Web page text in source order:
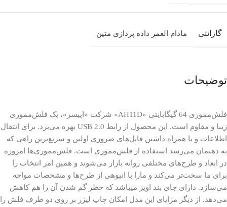
توضیحات
فلش‌مموری 64 گیگابایتی «AH11D» شرکت «اپیسر»، یک فلش‌مموری
زیبا و مقاوم است. این محصول از رابط USB 2.0 بهره می‌برد. برای انتقال
اطلاعات و یا همراه‌ داشتن فایل‌های ضروری اولین و سریع‌ترین راهی که
به ذهنمان می‌رسد استفاده از فلش‌مموری است. فلش‌مموری‌ها امروزه
در ابعاد و طرح‌های مختلفی روانه بازار می‌شوند و همین امر انتخاب را
برای ما سخت‌تر می‌کند و مارا با انبوهی از طرح‌ها و مشخصات مواجه
می‌سازد. دارای جای بند اویز میباشد که خطر گم شدن آن را هم کاهش
می‌دهد. از دیگر مزایای این مدل امکان چاپ لیزر بر روی دو طرف فلش را
گارانتی مادام العمر داده پردازی متین